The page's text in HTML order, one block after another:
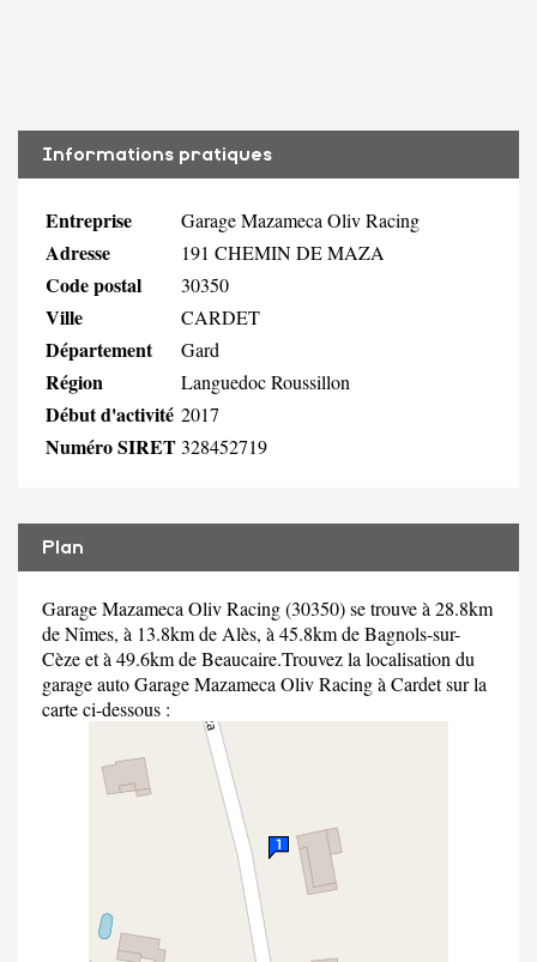
Informations pratiques
Entreprise Garage Mazameca Oliv Racing
Adresse 191 CHEMIN DE MAZA
Code postal 30350
Ville CARDET
Département Gard
Région Languedoc Roussillon
Début d'activité 2017
Numéro SIRET328452719
Plan
Garage Mazameca Oliv Racing (30350) se trouve à 28.8km
de Nîmes, à 13.8km de Alès, à 45.8km de Bagnols-sur-
Cèze et à 49.6km de Beaucaire.Trouvez la localisation du
garage auto Garage Mazameca Oliv Racing à Cardet sur la
carte ci-dessous :